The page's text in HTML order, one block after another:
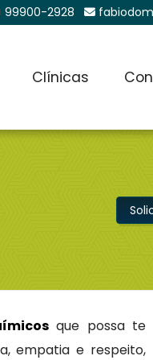
99900-2928
Clínicas
que possa te
empatia e respeito,